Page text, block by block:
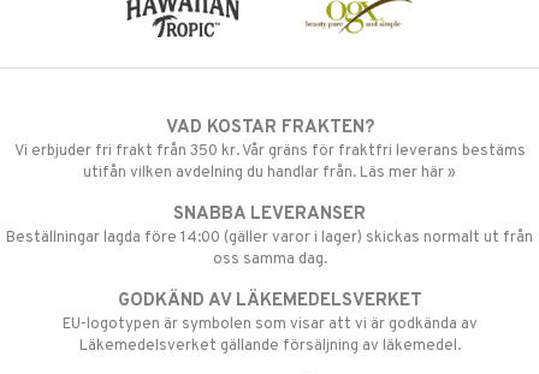
VAD KOSTAR FRAKTEN?
Vi erbjuder fri frakt från 350 kr. Vår gräns för fraktfri leverans bestäms
utifån vilken avdelning du handlar från. Läs mer här »
SNABBA LEVERANSER
Beställningar lagda före 14:00 (gäller varor i lager) skickas normalt ut från
oss samma dag.
GODKÄND AV LÄKEMEDELSVERKET
EU-logotypen är symbolen som visar att vi är godkända av
Läkemedelsverket gällande försäljning av läkemedel.